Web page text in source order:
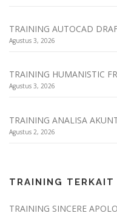
TRAINING AUTOCAD
Agustus 3, 2026
TRAINING HUMANISTIC
Agustus 3, 2026
TRAINING ANALISA
Agustus 2, 2026
TRAINING TERKAIT
TRAINING SINCERE